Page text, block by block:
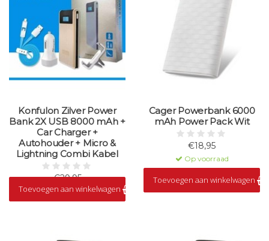
Konfulon Zilver Power
Bank 2X USB 8000 mAh +
Car Charger +
Autohouder + Micro &
Lightning Combi Kabel
€29,95
Op voorraad
Toevoegen aan winkelwagen
Cager Powerbank 6000
mAh Power Pack Wit
€18,95
Op voorraad
Toevoegen aan winkelwagen